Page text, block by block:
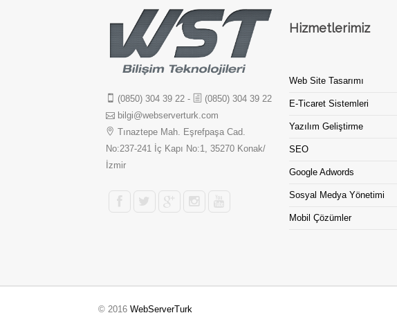
(0850) 304 39 22-
(0850) 304 39 22
bilgi@webserverturk.com
Tınaztepe Mah. Eşrefpaşa Cad.
No:237-241 İç Kapı No:1, 35270 Konak/
İzmir
Hizmetlerimiz
Web Site Tasarımı
E-Ticaret Sistemleri
Yazılım Geliştirme
SEO
Google Adwords
Sosyal Medya Yönetimi
Mobil Çözümler
© 2016 WebServerTurk